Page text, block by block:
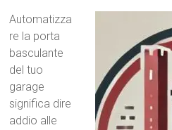
Automatizza
re la porta
basculante
del tuo
garage
significa dire
addio alle